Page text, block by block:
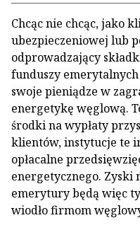
Chcąc nie chcąc, jako
ubezpieczeniowej lub
odprowadzający
funduszy
swoje pieniądze w
energetykę węglową.
środki na wypłaty
klientów, instytucje te
opłacalne
energetycznego. Zyski
emerytury będą więc
wiodło firmom